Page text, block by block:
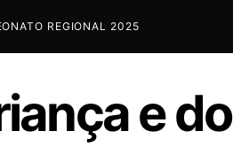
REGIONAL 2025
e do